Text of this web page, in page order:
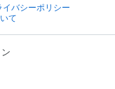
イバシーポリシー
て